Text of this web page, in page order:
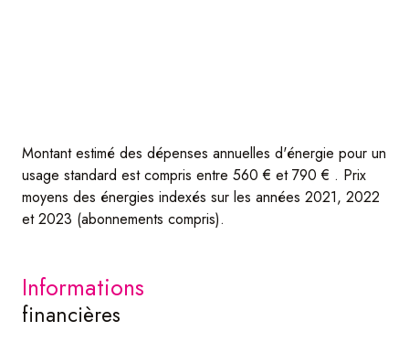
Montant estimé des dépenses annuelles d'énergie pour un
usage standard est compris entre 560 € et 790 € . Prix
moyens des énergies indexés sur les années 2021, 2022
et 2023 (abonnements compris).
informations
financières